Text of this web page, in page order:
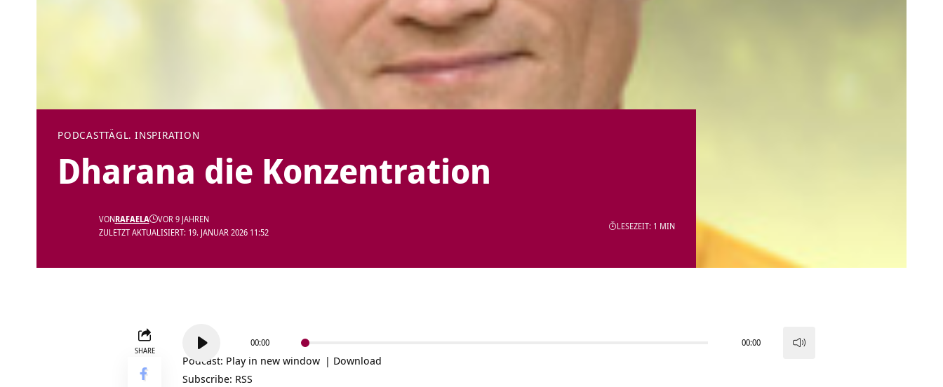
PODCASTTÄGL. INSPIRATION
Dharana die Konzentration
ZULETZT AKTUALISIERT: 19. JANUAR 2026 11:52
VONRAFAELA VOR 9 JAHREN
LESEZEIT: 1 MIN
SHARE
Player
00:00 00:00
Podcast: Play in new window | Download
Subscribe: RSS